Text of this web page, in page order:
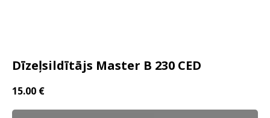
Dīzeļsildītājs Master B 230 CED
15.00 €